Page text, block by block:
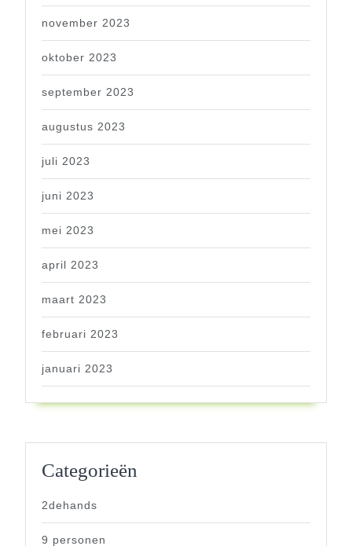
november 2023
oktober 2023
september 2023
augustus 2023
juli 2023
juni 2023
mei 2023
april 2023
maart 2023
februari 2023
januari 2023
Categorieën
2dehands
9 personen